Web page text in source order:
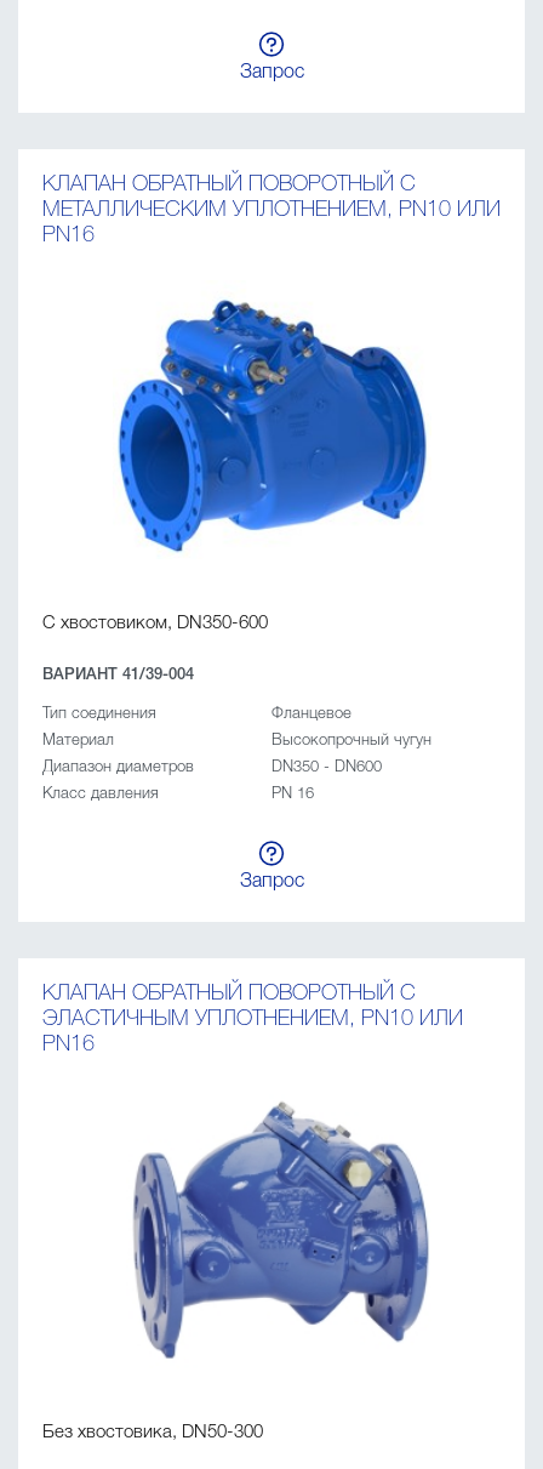
Запрос
КЛАПАН ОБРАТНЫЙ ПОВОРОТНЫЙ C
МЕТАЛЛИЧЕСКИМ УПЛОТНЕНИЕМ, PN10 ИЛИ
PN16
С хвостовиком, DN350-600
ВАРИАНТ 41/39-004
Тип соединения
Фланцевое
Материал
Высокопрочный чугун
Диапазон диаметров
DN350 - DN600
Класс давления
PN 16
Запрос
КЛАПАН ОБРАТНЫЙ ПОВОРОТНЫЙ C
ЭЛАСТИЧНЫМ УПЛОТНЕНИЕМ, PN10 ИЛИ
PN16
Без хвостовика, DN50-300